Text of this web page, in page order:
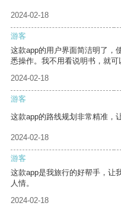
2024-02-18
游客
这款app的用户界面简洁明了，
悉操作。我不用看说明书，就可
2024-02-18
游客
这款app的路线规划非常精准，
2024-02-18
游客
这款app是我旅行的好帮手，让
人情。
2024-02-18